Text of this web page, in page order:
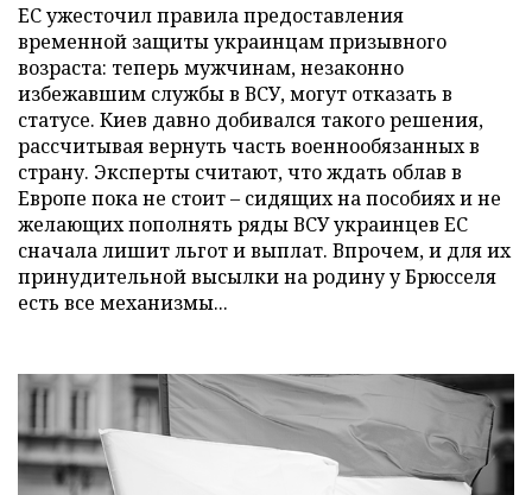
ЕС ужесточил правила предоставления
временной защиты украинцам призывного
возраста: теперь мужчинам, незаконно
избежавшим службы в ВСУ, могут отказать в
статусе. Киев давно добивался такого решения,
рассчитывая вернуть часть военнообязанных в
страну. Эксперты считают, что ждать облав в
Европе пока не стоит – сидящих на пособиях и не
желающих пополнять ряды ВСУ украинцев ЕС
сначала лишит льгот и выплат. Впрочем, и для их
принудительной высылки на родину у Брюсселя
есть все механизмы...